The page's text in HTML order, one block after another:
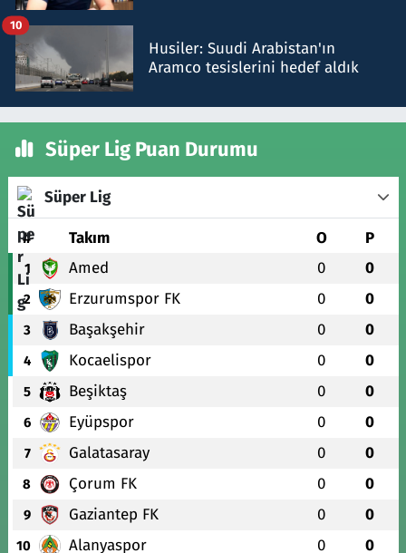
Husiler: Suudi Arabistan'ın
Aramco tesislerini hedef aldık
10
Süper Lig Puan Durumu
Süper Lig
# Takım O P
1 Amed 0 0
2 Erzurumspor FK 0 0
3 Başakşehir 0 0
4 Kocaelispor 0 0
5 Beşiktaş 0 0
6 Eyüpspor 0 0
7 Galatasaray 0 0
8 Çorum FK 0 0
9 Gaziantep FK 0 0
10 Alanyaspor 0 0